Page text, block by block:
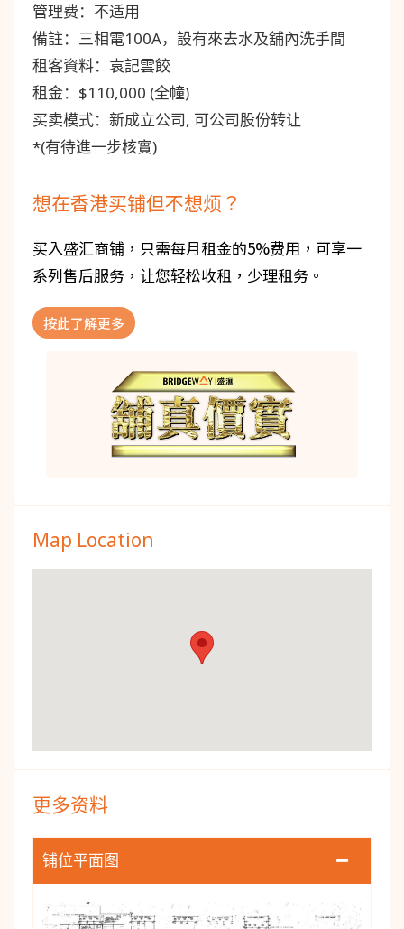
管理费：不适用
備註：三相電100A，設有來去水及舖內洗手間
租客資料：袁記雲餃
租金：$110,000 (全幢)
买卖模式：新成立公司, 可公司股份转让
*(有待進一步核實)
想在香港买铺但不想烦？
买入盛汇商铺，只需每月租金的5%费用，可享一
系列售后服务，让您轻松收租，少理租务。
按此了解更多
Map Location
更多资料
铺位平面图